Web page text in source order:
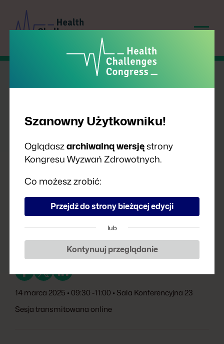
OD LEKARZA
PIERWSZEGO KONTAKTU
DO SZPITALA – JAK
WYGLĄDA OPIEKA NAD
ONKOLOGICZNYM
14 marca 2025 • 09:30 -11:00 • Sala Konferencyjna 23
Sesja transmitowana online
Szanowny Użytkowniku!
Oglądaszarchiwalną wersjęstrony
Kongresu Wyzwań Zdrowotnych.
Co możesz zrobić:
Przejdź do strony bieżącej edycji
lub
Kontynuuj przeglądanie